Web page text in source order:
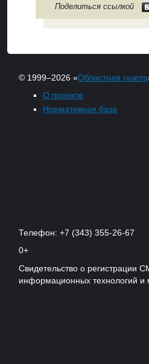
Поделиться ссылкой
© 1999–2026 «Областная газета
О проекте
Нормативная база
Телефон: +7 (343) 355-26-67
0+
Свидетельство о
информационных технологий и